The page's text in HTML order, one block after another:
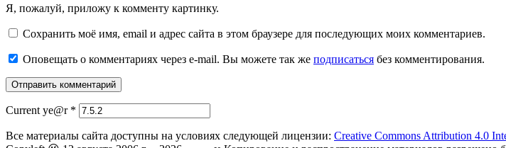
Я, пожалуй, приложу к комменту картинку.
Сохранить моё имя, email и адрес сайта в этом браузере для последующих моих комментариев.
Оповещать о комментариях через e-mail. Вы можете так же подписаться без комментирования.
Current ye@r *
Все материалы сайта доступны на условиях следующей лицензии: Creative Commons Attribution 4.0